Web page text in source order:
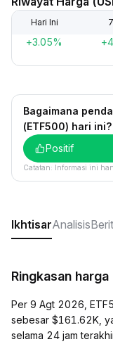
Hari Ini
+3.05%
Bagaimana
(ETF500) hari ini?
Positif
Catatan: Informasi ini
IkhtisarAnalisis
Ringkasan
Per 9 Agt 2026,
sebesar $161.62K,
selama 24 jam